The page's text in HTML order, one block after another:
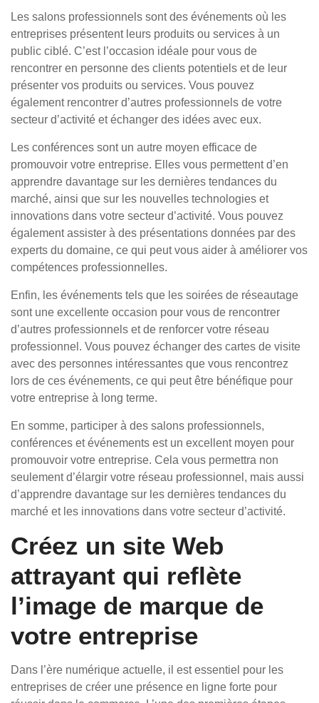
Les salons professionnels sont des événements où les
entreprises présentent leurs produits ou services à un
public ciblé. C’est l’occasion idéale pour vous de
rencontrer en personne des clients potentiels et de leur
présenter vos produits ou services. Vous pouvez
également rencontrer d’autres professionnels de votre
secteur d’activité et échanger des idées avec eux.
Les conférences sont un autre moyen efficace de
promouvoir votre entreprise. Elles vous permettent d’en
apprendre davantage sur les dernières tendances du
marché, ainsi que sur les nouvelles technologies et
innovations dans votre secteur d’activité. Vous pouvez
également assister à des présentations données par des
experts du domaine, ce qui peut vous aider à améliorer vos
compétences professionnelles.
Enfin, les événements tels que les soirées de réseautage
sont une excellente occasion pour vous de rencontrer
d’autres professionnels et de renforcer votre réseau
professionnel. Vous pouvez échanger des cartes de visite
avec des personnes intéressantes que vous rencontrez
lors de ces événements, ce qui peut être bénéfique pour
votre entreprise à long terme.
En somme, participer à des salons professionnels,
conférences et événements est un excellent moyen pour
promouvoir votre entreprise. Cela vous permettra non
seulement d’élargir votre réseau professionnel, mais aussi
d’apprendre davantage sur les dernières tendances du
marché et les innovations dans votre secteur d’activité.
Créez un site Web
attrayant qui reflète
l’image de marque de
votre entreprise
Dans l’ère numérique actuelle, il est essentiel pour les
entreprises de créer une présence en ligne forte pour